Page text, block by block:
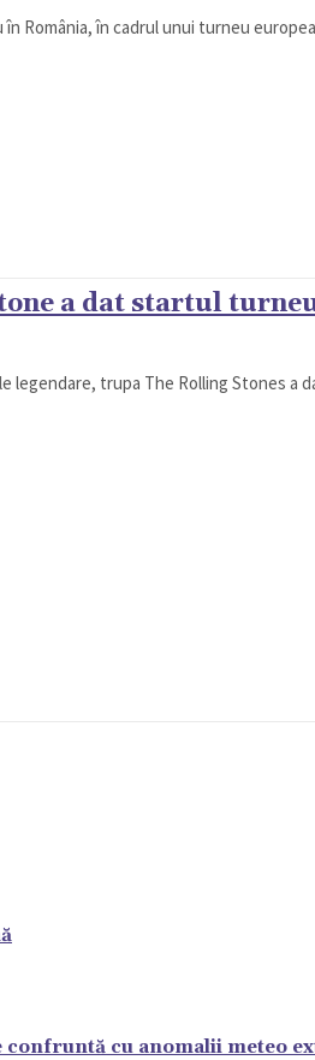
România, în cadrul unui turneu
a dat startul
legendare, trupa The Rolling Stones a
confruntă cu anomalii meteo